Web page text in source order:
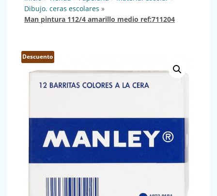
dibujo. ceras escolares »
man pintura 112/4 amarillo medio ref:711204
Descuento